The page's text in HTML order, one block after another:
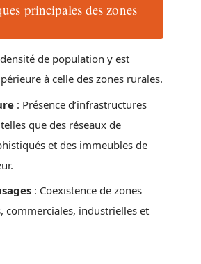
principales des zones
de population y est
à celle des zones rurales.
: Présence d’infrastructures
que des réseaux de
et des immeubles de
: Coexistence de zones
commerciales, industrielles et